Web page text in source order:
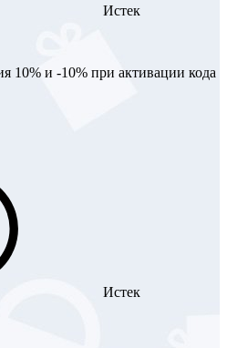
Истек
10% и -10% при активации кода
Истек